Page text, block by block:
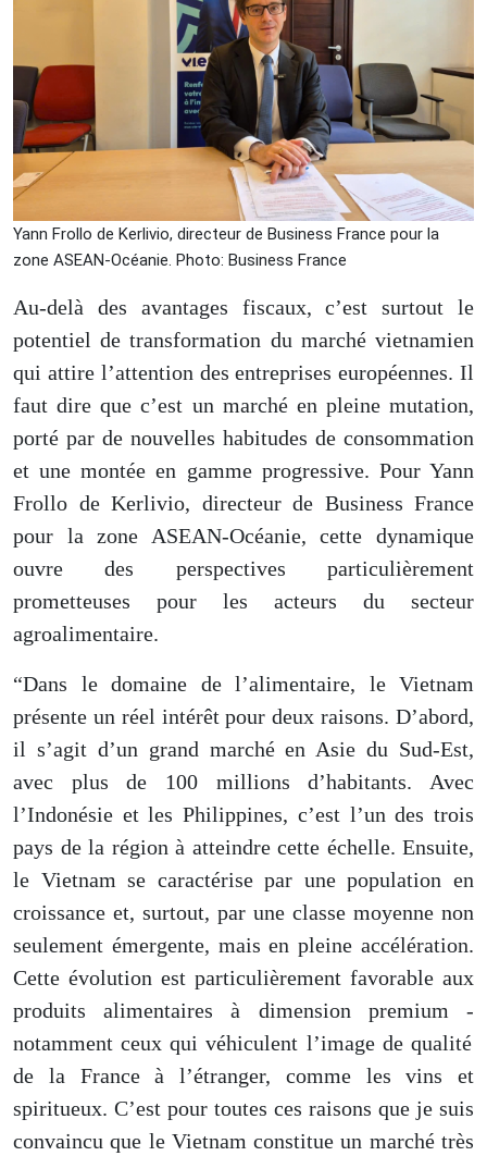
Yann Frollo de Kerlivio, directeur de Business France pour la
zone ASEAN-Océanie. Photo: Business France
Au-delà des avantages fiscaux, c’est surtout le
potentiel de transformation du marché vietnamien
qui attire l’attention des entreprises européennes. Il
faut dire que c’est un marché en pleine mutation,
porté par de nouvelles habitudes de consommation
et une montée en gamme progressive. Pour Yann
Frollo de Kerlivio, directeur de Business France
pour la zone ASEAN-Océanie, cette dynamique
ouvre des perspectives particulièrement
prometteuses pour les acteurs du secteur
agroalimentaire.
“Dans le domaine de l’alimentaire, le Vietnam
présente un réel intérêt pour deux raisons. D’abord,
il s’agit d’un grand marché en Asie du Sud-Est,
avec plus de 100 millions d’habitants. Avec
l’Indonésie et les Philippines, c’est l’un des trois
pays de la région à atteindre cette échelle. Ensuite,
le Vietnam se caractérise par une population en
croissance et, surtout, par une classe moyenne non
seulement émergente, mais en pleine accélération.
Cette évolution est particulièrement favorable aux
produits alimentaires à dimension premium -
notamment ceux qui véhiculent l’image de qualité
de la France à l’étranger, comme les vins et
spiritueux. C’est pour toutes ces raisons que je suis
convaincu que le Vietnam constitue un marché très